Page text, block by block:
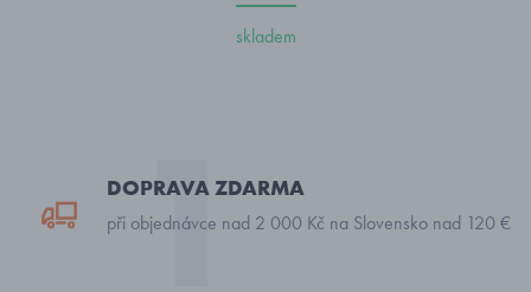
skladem
DOPRAVA ZDARMA
při objednávce nad 2 000 Kč na Slovensko nad 120 €